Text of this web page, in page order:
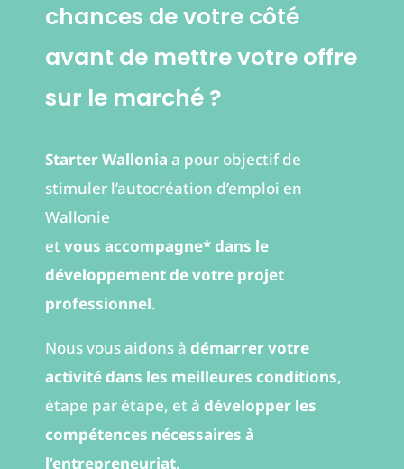
chances de votre côté
avant de mettre votre offre
sur le marché ?
Starter Wallonia a pour objectif de
stimuler l’autocréation d’emploi en
Wallonie
et vous accompagne* dans le
développement de votre projet
professionnel.
Nous vous aidons à démarrer votre
activité dans les meilleures conditions,
étape par étape, et à développer les
compétences nécessaires à
l’entrepreneuriat.